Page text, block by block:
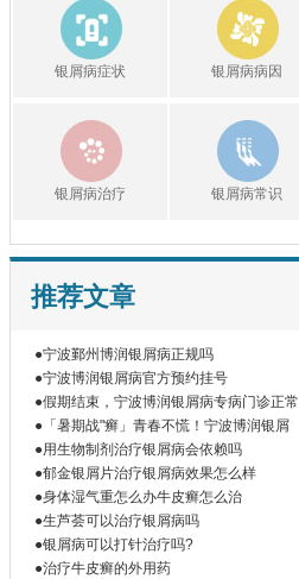
银屑病症状 银屑病病因
银屑病治疗 银屑病常识
推荐文章
●宁波鄞州博润银屑病正规吗
●宁波博润银屑病官方预约挂号
●假期结束，宁波博润银屑病专病门诊正常
●「暑期战"癣」青春不慌！宁波博润银屑
●用生物制剂治疗银屑病会依赖吗
●郁金银屑片治疗银屑病效果怎么样
●身体湿气重怎么办牛皮癣怎么治
●生芦荟可以治疗银屑病吗
●银屑病可以打针治疗吗?
●治疗牛皮癣的外用药